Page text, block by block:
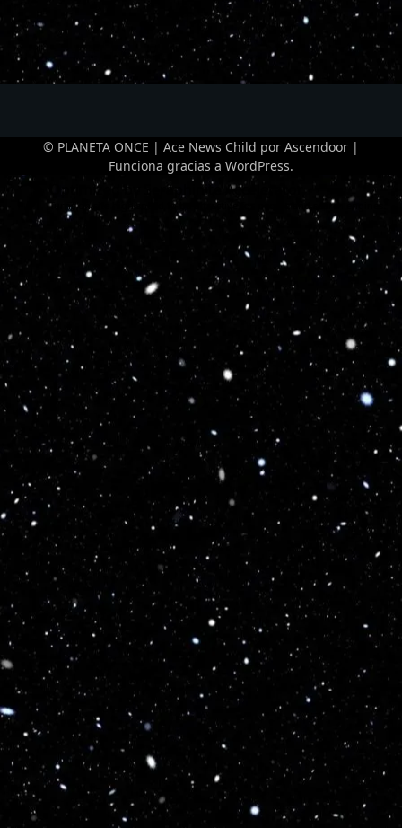
© PLANETA ONCE | Ace News Child por Ascendoor |
Funciona gracias a WordPress.
Optimized by Seraphinite Accelerator
Turns on site high speed to be attractive for people and search engines.